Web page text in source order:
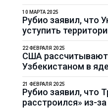
Рубио заявил, что
уступить
10 МАРТА 2025
США рассчитывают
Узбекистаном в
22 ФЕВРАЛЯ 2025
Рубио заявил, что
расстроился» из-
21 ФЕВРАЛЯ 2025